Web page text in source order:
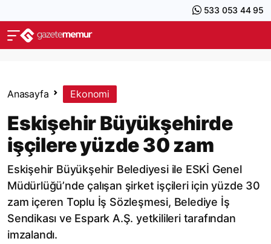
533 053 44 95
Anasayfa Ekonomi
Eskişehir Büyükşehirde
işçilere yüzde 30 zam
Eskişehir Büyükşehir Belediyesi ile ESKİ Genel
Müdürlüğü’nde çalışan şirket işçileri için yüzde 30
zam içeren Toplu İş Sözleşmesi, Belediye İş
Sendikası ve Espark A.Ş. yetkilileri tarafından
imzalandı.